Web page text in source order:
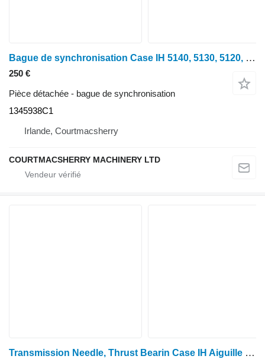
Bague de synchronisation Case IH 5140, 5130, 5120, Mccormick Mc Transmission Synchroniser 1345938 1345938C1 pour tracteur à roues
250 €
Pièce détachée - bague de synchronisation
1345938C1
Irlande, Courtmacsherry
COURTMACSHERRY MACHINERY LTD
Transmission Needle, Thrust Bearin Case IH Aiguille de transmission Maxxum 5120, 5130, 5140, 5150, butée de roulement 80907C1 pour tracteur à roues 5120